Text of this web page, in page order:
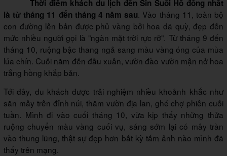
Thời điểm khách du lịch đến Sin Suối Hồ đông nhất
là từ tháng 11 đến tháng 4 năm sau. Vào tháng 11, toàn bộ
con đường lên bản được phủ vàng bởi hoa dã quỳ, đẹp đến
mức nhiều người gọi là "ngàn mặt trời rực rỡ". Từ tháng 9 đến
tháng 10, ruộng bậc thang ngả sang màu vàng óng của mùa
lúa chín. Cuối năm đến đầu xuân, vườn đào vườn mận nở hoa
trắng hồng khắp bản.
Tới đây, du khách được trải nghiệm nhiều khoảnh khắc như
săn mây trên đỉnh núi, thăm vườn địa lan, ghé chợ phiên cuối
tuần. Mình đi vào cuối tháng 10, vừa kịp thấy những thửa
ruộng chuyển màu vàng cuối vụ, sáng sớm lại có mây tràn
vào thung lũng, thật sự đẹp hơn bất kỳ tấm ảnh nào mình đã
thấy trên mạng.